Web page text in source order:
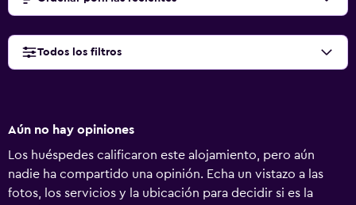
Todos los filtros
Aún no hay opiniones
Los huéspedes calificaron este alojamiento, pero aún
nadie ha compartido una opinión. Echa un vistazo a las
fotos, los servicios y la ubicación para decidir si es la